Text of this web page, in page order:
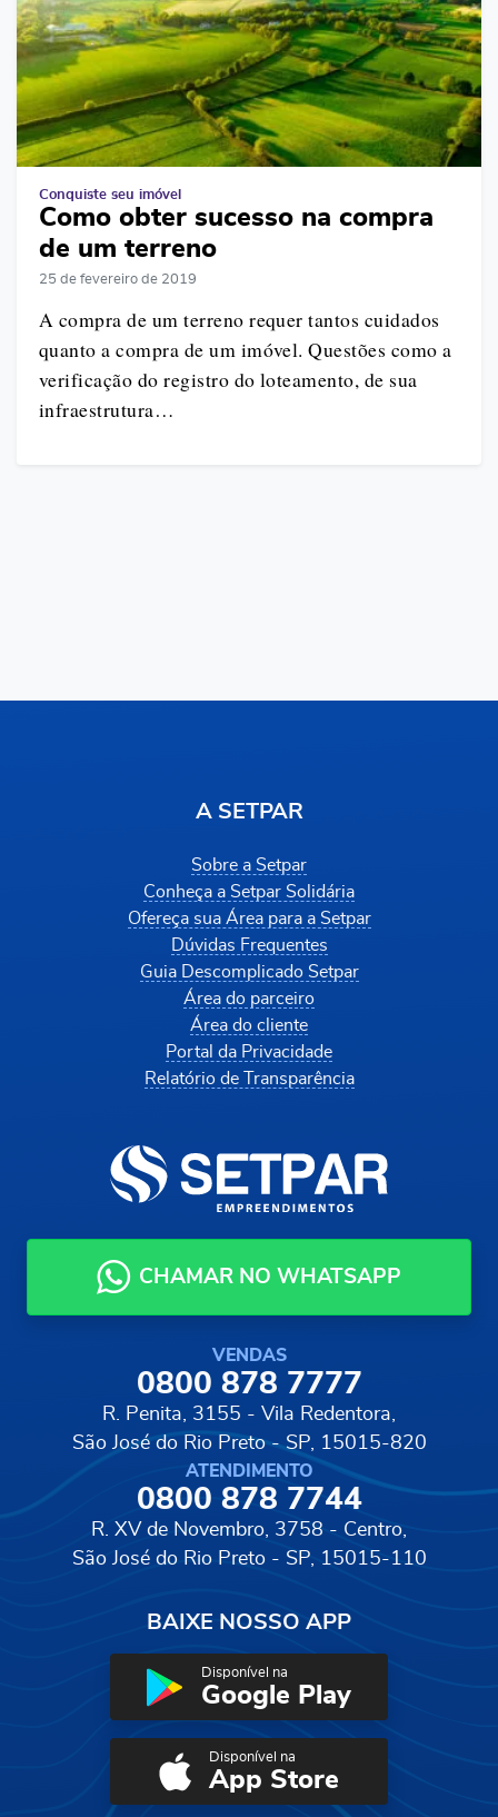
Conquiste seu imóvel
Como obter sucesso na compra
de um terreno
25 de fevereiro de 2019
A compra de um terreno requer tantos cuidados
quanto a compra de um imóvel. Questões como a
verificação do registro do loteamento, de sua
infraestrutura…
A SETPAR
Sobre a Setpar
Conheça a Setpar Solidária
Ofereça sua Área para a Setpar
Dúvidas Frequentes
Guia Descomplicado Setpar
Área do parceiro
Área do cliente
Portal da Privacidade
Relatório de Transparência
CHAMAR NO WHATSAPP
VENDAS
0800 878 7777
R. Penita, 3155 - Vila Redentora,
São José do Rio Preto - SP, 15015-820
ATENDIMENTO
0800 878 7744
R. XV de Novembro, 3758 - Centro,
São José do Rio Preto - SP, 15015-110
BAIXE NOSSO APP
Disponível na
Google Play
Disponível na
App Store